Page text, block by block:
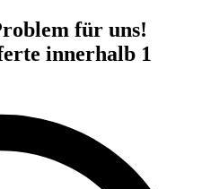
für uns!
innerhalb 1